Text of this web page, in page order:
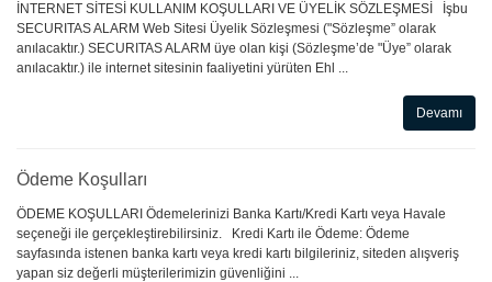
İNTERNET SİTESİ KULLANIM KOŞULLARI VE ÜYELİK SÖZLEŞMESİ İşbu
SECURITAS ALARM Web Sitesi Üyelik Sözleşmesi ("Sözleşme” olarak
anılacaktır.) SECURITAS ALARM üye olan kişi (Sözleşme’de "Üye” olarak
anılacaktır.) ile internet sitesinin faaliyetini yürüten Ehl ...
Devamı
Ödeme Koşulları
ÖDEME KOŞULLARI Ödemelerinizi Banka Kartı/Kredi Kartı veya Havale
seçeneği ile gerçekleştirebilirsiniz. Kredi Kartı ile Ödeme: Ödeme
sayfasında istenen banka kartı veya kredi kartı bilgileriniz, siteden alışveriş
yapan siz değerli müşterilerimizin güvenliğini ...